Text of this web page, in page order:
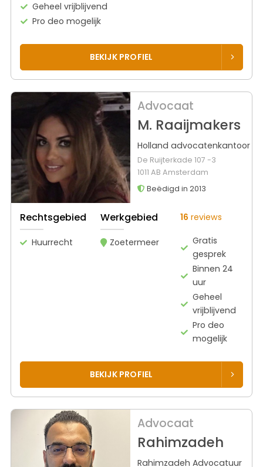
Geheel vrijblijvend
Pro deo mogelijk
BEKIJK PROFIEL
Advocaat
M. Raaijmakers
Holland advocatenkantoor
De Ruijterkade 107 -3
1011 AB Amsterdam
Beëdigd in 2013
Rechtsgebied
Huurrecht
Werkgebied
Zoetermeer
16 reviews
Gratis
gesprek
Binnen 24
uur
Geheel
vrijblijvend
Pro deo
mogelijk
BEKIJK PROFIEL
Advocaat
Rahimzadeh
Rahimzadeh Advocatuur